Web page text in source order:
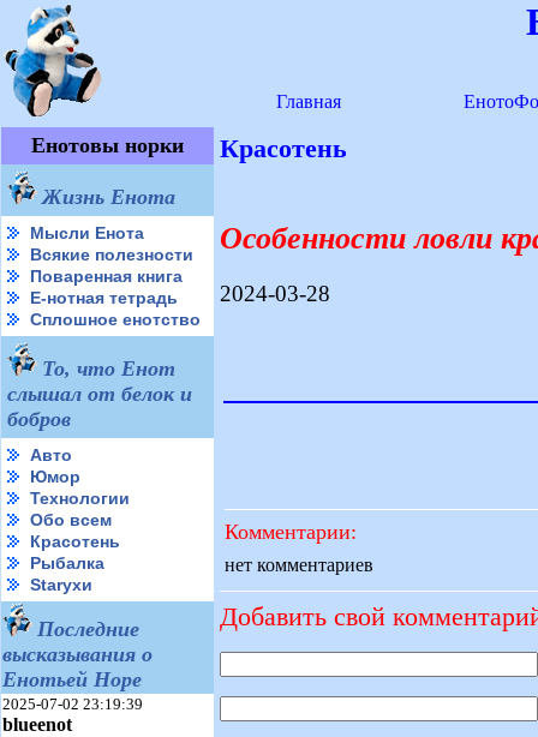
Главная
Енотовы норки
Жизнь Енота
Мысли Енота
Всякие полезности
Поваренная книга
Е-нотная тетрадь
Сплошное енотство
То, что Енот
слышал от белок и
бобров
Авто
Юмор
Технологии
Обо всем
Красотень
Рыбалка
Starухи
Последние
высказывания о
Енотьей Норе
2025-07-02 23:19:39
blueenot
Красотень
Особенности ловли
2024-03-28
Комментарии:
нет комментариев
Добавить свой